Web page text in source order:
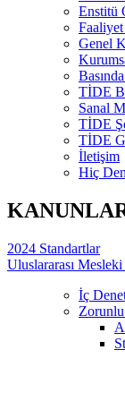
Enstitü
Faaliyet
Genel
TİDE
Sanal
TİDE
TİDE
İletişim
Hiç
2024 Standartlar
Uluslararası
İç